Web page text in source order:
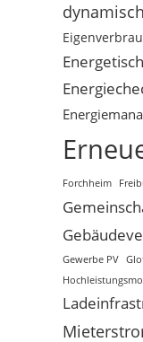
Forchheim
Gewerbe PV